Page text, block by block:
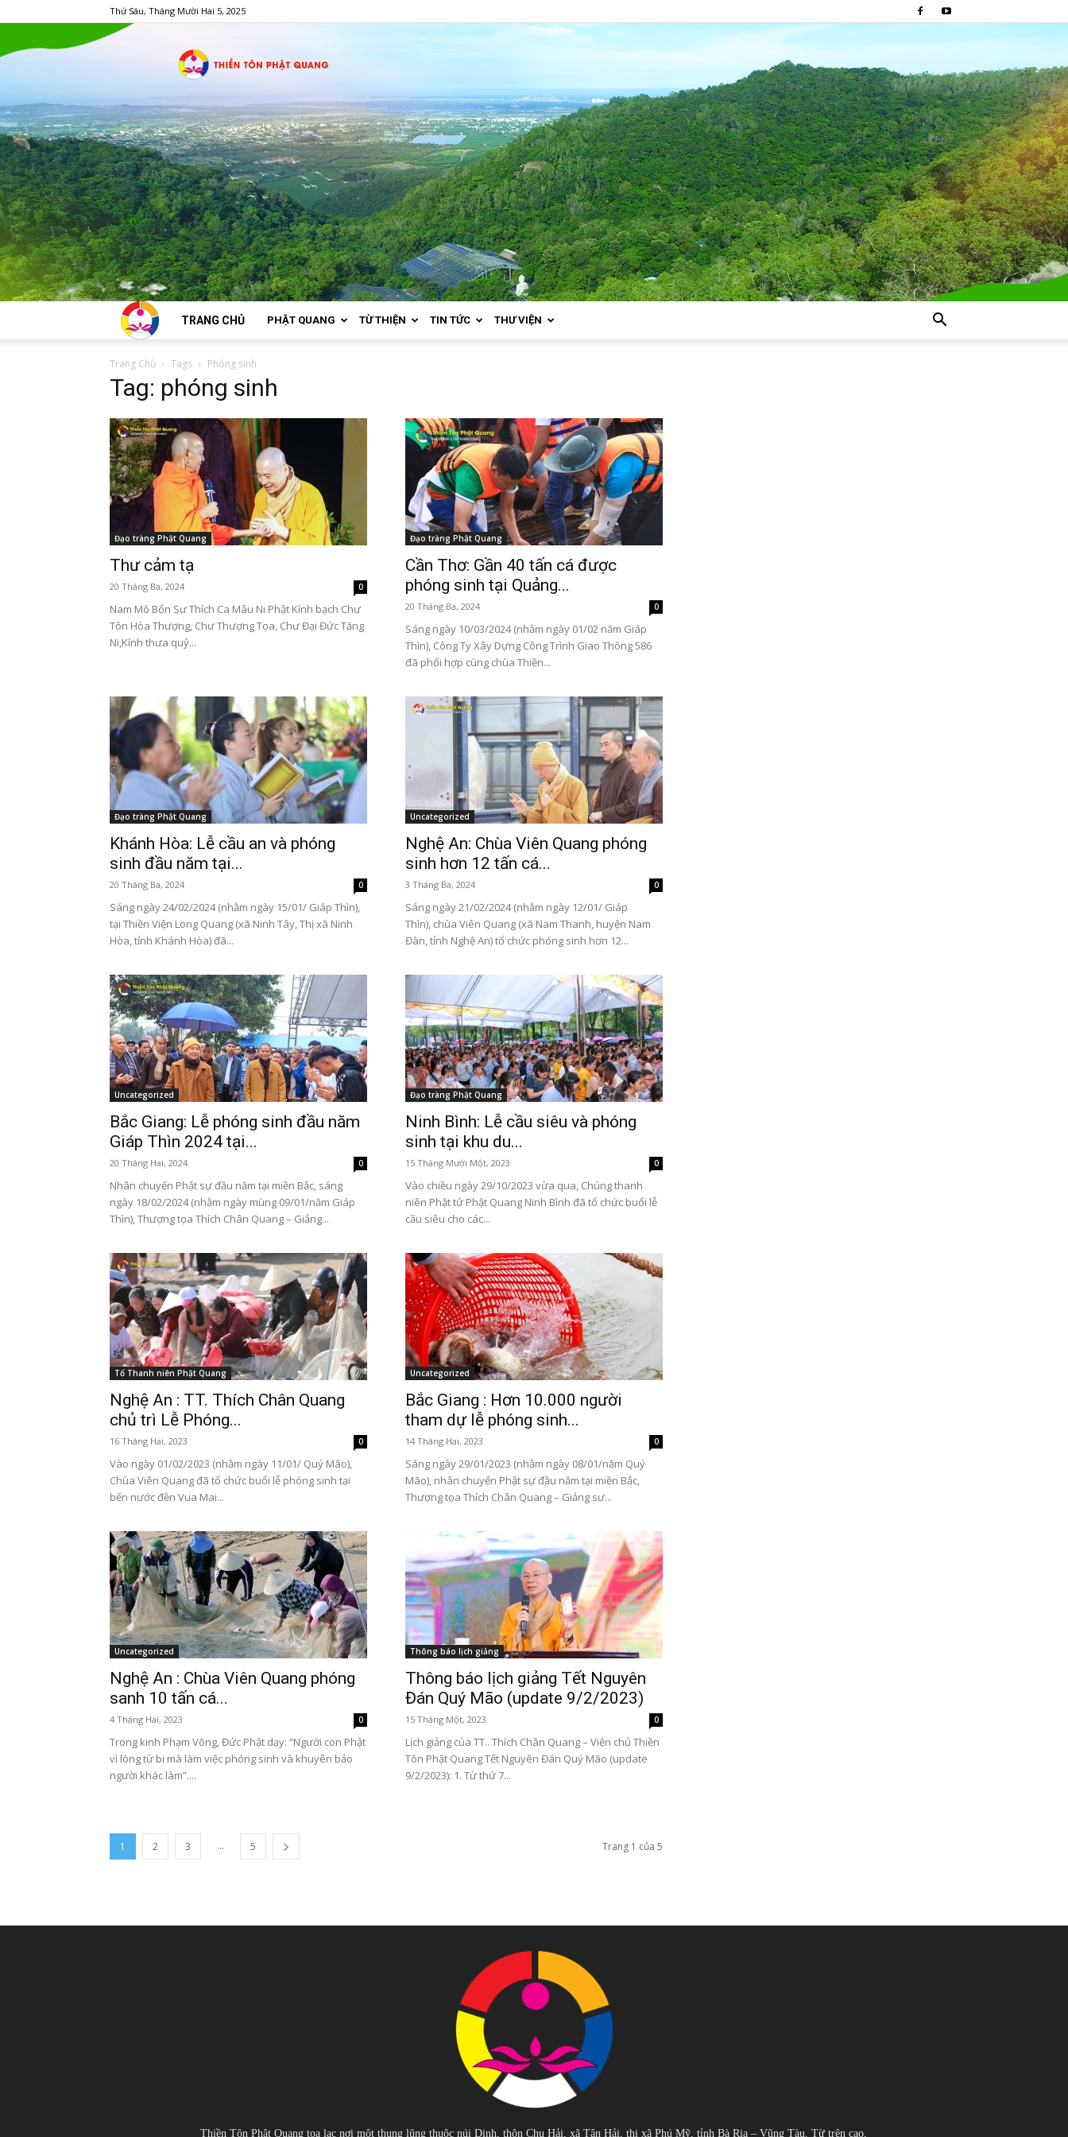
Thứ Sáu, Tháng Mười Hai 5, 2025
Tôn
Phật
Quang
TRANG CHỦ PHẬT QUANG TỪ THIỆN TIN TỨC THƯ VIỆN
Trang Chủ Tags Phóng sinh
Tag: phóng sinh
Đạo tràng Phật Quang
Thư cảm tạ
20 Tháng Ba, 2024 0
Nam Mô Bổn Sư Thích Ca Mâu Ni Phật Kính bạch Chư
Tôn Hòa Thượng, Chư Thượng Tọa, Chư Đại Đức Tăng
Ni,Kính thưa quý...
Đạo tràng Phật Quang
Cần Thơ: Gần 40 tấn cá được
phóng sinh tại Quảng...
20 Tháng Ba, 2024 0
Sáng ngày 10/03/2024 (nhằm ngày 01/02 năm Giáp
Thìn), Công Ty Xây Dựng Công Trình Giao Thông 586
đã phối hợp cùng chùa Thiền...
Đạo tràng Phật Quang
Khánh Hòa: Lễ cầu an và phóng
sinh đầu năm tại...
20 Tháng Ba, 2024 0
Sáng ngày 24/02/2024 (nhằm ngày 15/01/ Giáp Thìn),
tại Thiền Viện Long Quang (xã Ninh Tây, Thị xã Ninh
Hòa, tỉnh Khánh Hòa) đã...
Uncategorized
Nghệ An: Chùa Viên Quang phóng
sinh hơn 12 tấn cá...
3 Tháng Ba, 2024 0
Sáng ngày 21/02/2024 (nhằm ngày 12/01/ Giáp
Thìn), chùa Viên Quang (xã Nam Thanh, huyện Nam
Đàn, tỉnh Nghệ An) tổ chức phóng sinh hơn 12...
Uncategorized
Bắc Giang: Lễ phóng sinh đầu năm
Giáp Thìn 2024 tại...
20 Tháng Hai, 2024 0
Nhân chuyến Phật sự đầu năm tại miền Bắc, sáng
ngày 18/02/2024 (nhằm ngày mùng 09/01/năm Giáp
Thìn), Thượng tọa Thích Chân Quang – Giảng...
Đạo tràng Phật Quang
Ninh Bình: Lễ cầu siêu và phóng
sinh tại khu du...
15 Tháng Mười Một, 2023 0
Vào chiều ngày 29/10/2023 vừa qua, Chúng thanh
niên Phật tử Phật Quang Ninh Bình đã tổ chức buổi lễ
cầu siêu cho các...
Tổ Thanh niên Phật Quang
Nghệ An : TT. Thích Chân Quang
chủ trì Lễ Phóng...
16 Tháng Hai, 2023 0
Vào ngày 01/02/2023 (nhằm ngày 11/01/ Quý Mão),
Chùa Viên Quang đã tổ chức buổi lễ phóng sinh tại
bến nước đền Vua Mai...
Uncategorized
Bắc Giang : Hơn 10.000 người
tham dự lễ phóng sinh...
14 Tháng Hai, 2023 0
Sáng ngày 29/01/2023 (nhằm ngày 08/01/năm Quý
Mão), nhân chuyến Phật sự đầu năm tại miền Bắc,
Thượng tọa Thích Chân Quang – Giảng sư...
Uncategorized
Nghệ An : Chùa Viên Quang phóng
sanh 10 tấn cá...
4 Tháng Hai, 2023 0
Trong kinh Phạm Võng, Đức Phật dạy: “Người con Phật
vì lòng từ bi mà làm việc phóng sinh và khuyên bảo
người khác làm”....
Thông báo lịch giảng
Thông báo lịch giảng Tết Nguyên
Đán Quý Mão (update 9/2/2023)
15 Tháng Một, 2023 0
Lịch giảng của TT.. Thích Chân Quang – Viện chủ Thiền
Tôn Phật Quang Tết Nguyên Đán Quý Mão (update
9/2/2023): 1. Từ thứ 7...
1 2 3 ... 5 Trang 1 của 5
Thiền Tôn Phật Quang tọa lạc nơi một thung lũng thuộc núi Dinh, thôn Chu Hải, xã Tân Hải, thị xã Phú Mỹ, tỉnh Bà Rịa – Vũng Tàu. Từ trên cao,